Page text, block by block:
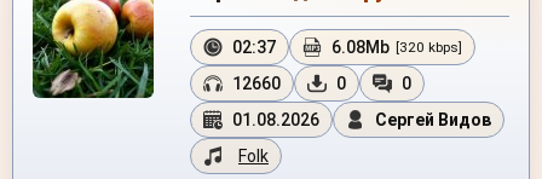
02:37 6.08Mb [320 kbps]
12660 0
0
01.08.2026
Сергей Видов
Folk